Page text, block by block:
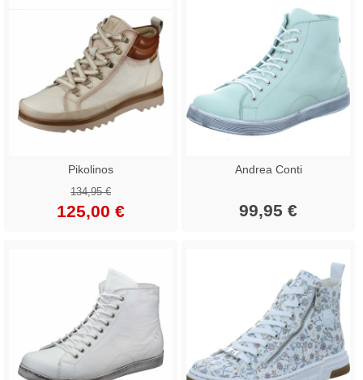
Pikolinos
134,95 €
125,00 €
Andrea Conti
99,95 €